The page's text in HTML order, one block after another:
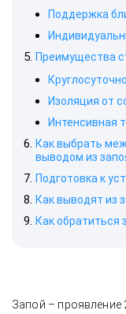
Поддержка
Преимущества
Изоляция от
Интенсивная
Как выбрать
выводом из
Подготовка к
Как выводят из
Как
Запой – проявление